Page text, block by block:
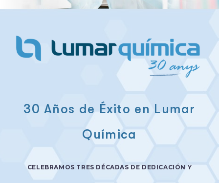
30 Años de Éxito en Lumar
Química
CELEBRAMOS TRES DÉCADAS DE DEDICACIÓN Y